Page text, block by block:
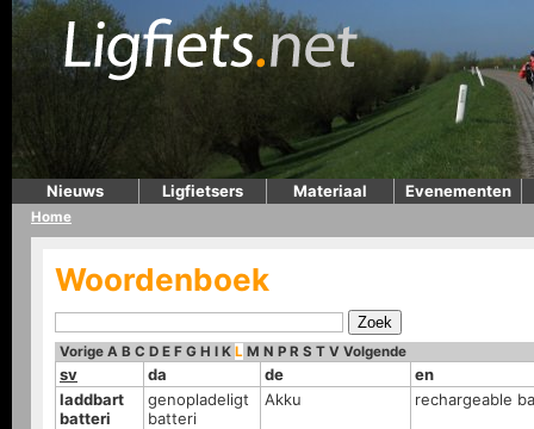
Nieuws Ligfietsers Materiaal Evenementen
Home
Woordenboek
Vorige A B C D E F G H I K L M N P R S T V Volgende
sv da de
en
laddbart
batteri
genopladeligt
batteri
Akku rechargeable